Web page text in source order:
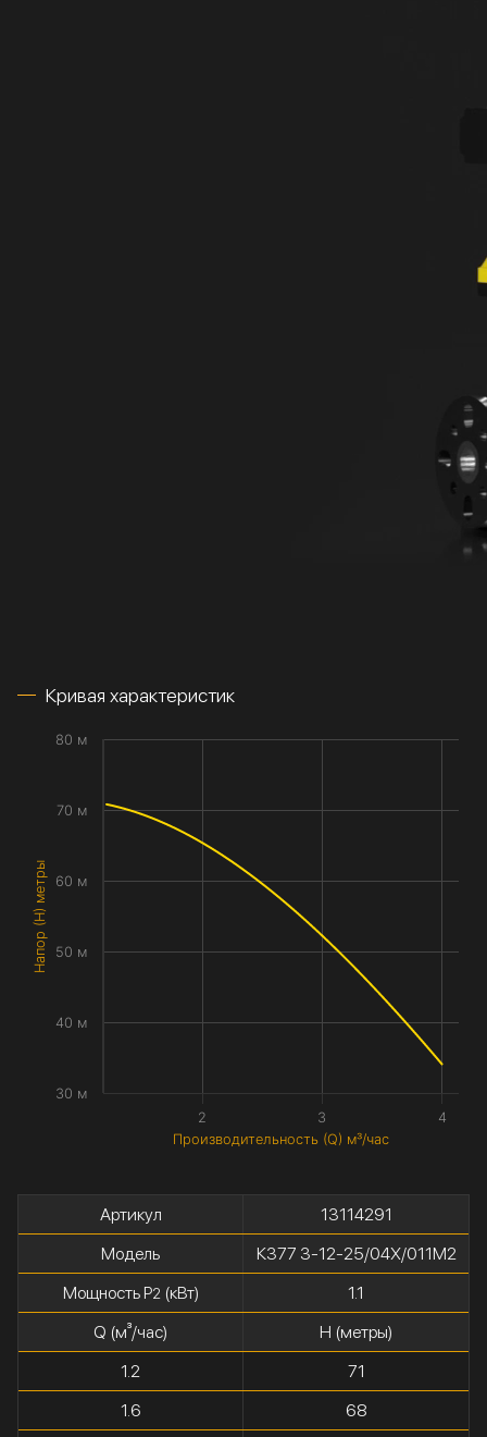
Кривая характеристик
Производительность (Q) м³/час
Напор (H) метры
2 3 4
30 м
40 м
50 м
60 м
70 м
80 м
Артикул
13114291
Модель
К377 3-12-25/04Х/011М2
Мощность P2(кВт)
1.1
Q (м³/час)
H (метры)
1.2
71
1.6
68